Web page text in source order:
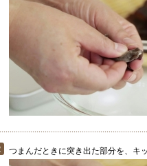
つまんだときに突き出た部分を、キ